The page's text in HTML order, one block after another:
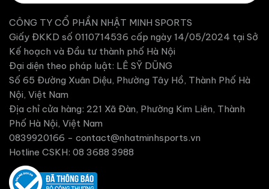
CÔNG TY CỔ PHẦN NHẬT MINH SPORTS
Giấy ĐKKD số 0110714536 cấp ngày 14/05/2024 tại Sở
Kế hoạch và Đầu tư thành phố Hà Nội
Đại diện theo pháp luật: LÊ SỸ DŨNG
Số 65 Đường Xuân Diệu, Phường Tây Hồ, Thành Phố Hà
Nội, Việt Nam
Địa chỉ cửa hàng: 221 Xã Đàn, Phường Kim Liên, Thành
Phố Hà Nội, Việt Nam
0839920166 - contact@nhatminhsports.vn
Hotline CSKH: 08 3688 3988